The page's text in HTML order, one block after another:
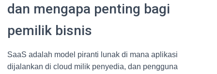
dan mengapa penting bagi
pemilik bisnis
SaaS adalah model piranti lunak di mana aplikasi
dijalankan di cloud milik penyedia, dan pengguna